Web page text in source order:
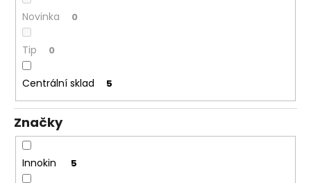
Novinka 0
Tip 0
Centrální sklad 5
Značky
Innokin 5
m
ELF
BAR
ELFLIQ
-
SALT
E-
LIQUID
STRAWBERRY
KIWI